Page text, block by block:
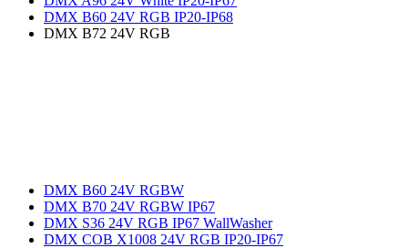
DMX B60 24V RGB IP20-IP68
DMX B72 24V RGB
DMX B60 24V RGBW
DMX B70 24V RGBW IP67
DMX S36 24V RGB IP67 WallWasher
DMX COB X1008 24V RGB IP20-IP67